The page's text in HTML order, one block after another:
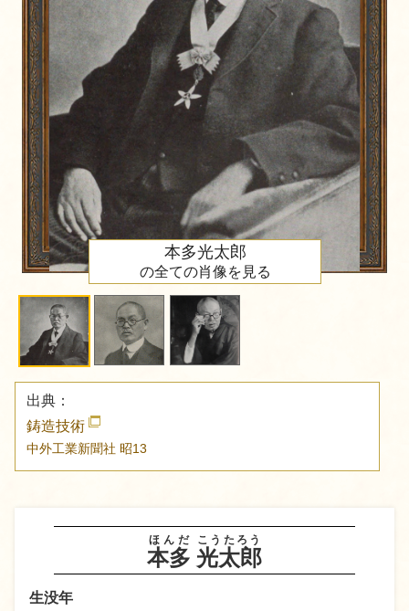
本多
ほんだ
光太郎
こうたろう
生没年
本多光太郎
の全ての肖像を見る
出典：
鋳造技術
中外工業新聞社 昭13